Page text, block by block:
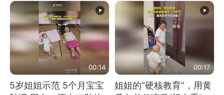
00:14
5岁姐姐示范 5个月宝宝
00:17
姐姐的“硬核教育”，用黄